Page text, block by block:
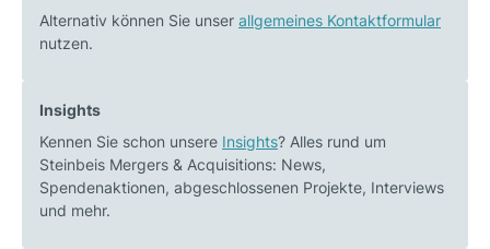
Alternativ können Sie unser allgemeines Kontaktformular
nutzen.
Insights
Kennen Sie schon unsere Insights? Alles rund um
Steinbeis Mergers & Acquisitions: News,
Spendenaktionen, abgeschlossenen Projekte, Interviews
und mehr.